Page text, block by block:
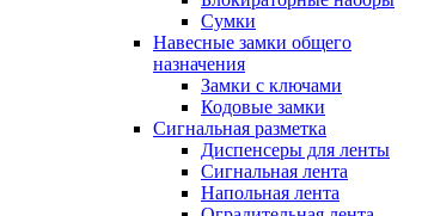
Сумки
Навесные замки общего
назначения
Замки с ключами
Кодовые замки
Сигнальная разметка
Диспенсеры для ленты
Сигнальная лента
Напольная лента